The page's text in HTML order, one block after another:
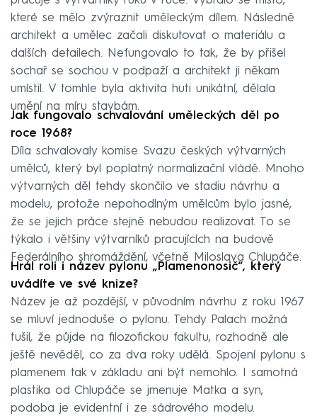
které se mělo zvýraznit uměleckým dílem. Následně
architekt a umělec začali diskutovat o materiálu a
dalších detailech. Nefungovalo to tak, že by přišel
sochař se sochou v podpaží a architekt ji někam
umístil. V tomhle byla aktivita huti unikátní, dělala
umění na míru stavbám.
Jak fungovalo schvalování uměleckých děl po
roce 1968?
Díla schvalovaly komise Svazu českých výtvarných
umělců, který byl poplatný normalizační vládě. Mnoho
výtvarných děl tehdy skončilo ve stadiu návrhu a
modelu, protože nepohodlným umělcům bylo jasné,
že se jejich práce stejně nebudou realizovat. To se
týkalo i většiny výtvarníků pracujících na budově
Federálního shromáždění, včetně Miloslava Chlupáče.
Hrál roli i název pylonu „Plamenonosič“, který
uvádíte ve své knize?
Název je až pozdější, v původním návrhu z roku 1967
se mluví jednoduše o pylonu. Tehdy Palach možná
tušil, že půjde na filozofickou fakultu, rozhodně ale
ještě nevěděl, co za dva roky udělá. Spojení pylonu s
plamenem tak v základu ani být nemohlo. I samotná
plastika od Chlupáče se jmenuje Matka a syn,
podoba je evidentní i ze sádrového modelu.